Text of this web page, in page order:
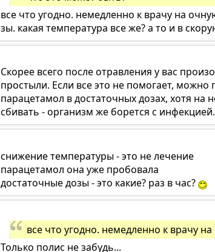
все что угодно. немедленно к врачу на
зы. какая температура все же? а то и в
Скорее всего после отравления у вас
простыли. Если все это не помогает,
парацетамол в достаточных дозах, хотя на
сбивать - организм же борется с инфекцией.
снижение температуры - это не лечение
парацетамол она уже пробовала
достаточные дозы - это какие? раз в час?
все что угодно. немедленно к врачу
Только полис не забудь...